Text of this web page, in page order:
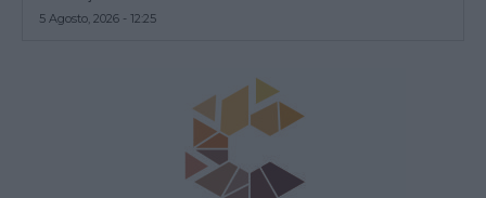
5 Agosto, 2026 - 12:25